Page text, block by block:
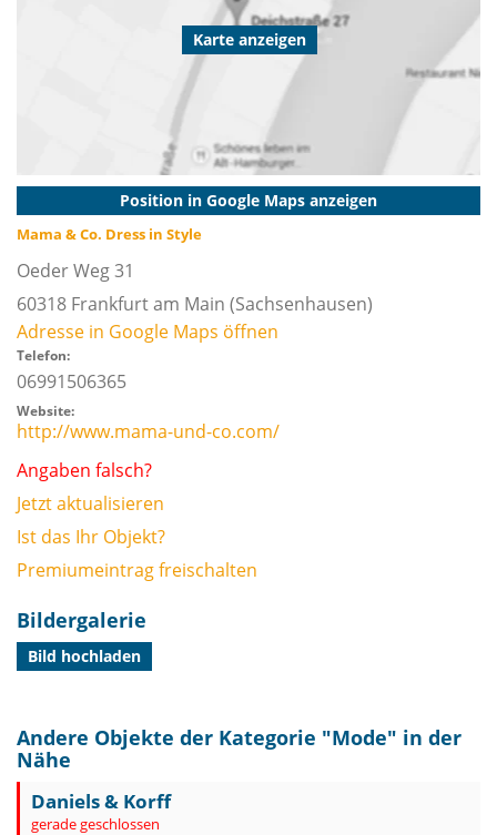
Karte anzeigen
Position in Google Maps anzeigen
Mama & Co. Dress in Style
Oeder Weg 31
60318 Frankfurt am Main (Sachsenhausen)
Adresse in Google Maps öffnen
Telefon:
06991506365
Website:
http://www.mama-und-co.com/
Angaben falsch?
Jetzt aktualisieren
Ist das Ihr Objekt?
Premiumeintrag freischalten
Bildergalerie
Bild hochladen
Andere Objekte der Kategorie "Mode" in der
Nähe
Daniels & Korff
gerade geschlossen